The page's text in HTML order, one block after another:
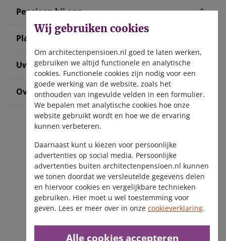
Pensioen bij ons
Plan uw pensioen
Uw situatie verandert
Over ons
Ontvang de nieuwsbrief
Wij gebruiken cookies
Om architectenpensioen.nl goed te laten werken,
gebruiken we altijd functionele en analytische
cookies. Functionele cookies zijn nodig voor een
goede werking van de website, zoals het
onthouden van ingevulde velden in een formulier.
We bepalen met analytische cookies hoe onze
website gebruikt wordt en hoe we de ervaring
kunnen verbeteren.
Daarnaast kunt u kiezen voor persoonlijke
advertenties op social media. Persoonlijke
advertenties buiten architectenpensioen.nl kunnen
we tonen doordat we versleutelde gegevens delen
en hiervoor cookies en vergelijkbare technieken
gebruiken. Hier moet u wel toestemming voor
geven. Lees er meer over in onze cookieverklaring.
Alle cookies accepteren